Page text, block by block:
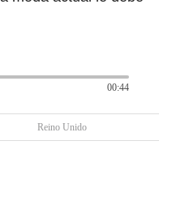
00:44
Reino Unido